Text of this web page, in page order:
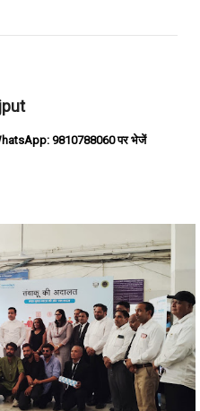
9810788060 पर भेजें